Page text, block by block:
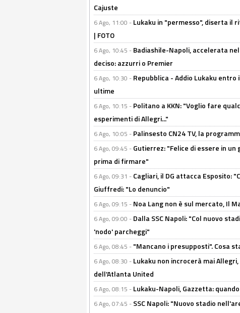
Cajuste
6 Ago, 11:00 - Lukaku in "permesso", diserta il
| FOTO
6 Ago, 10:45 - Badiashile-Napoli, accelerata
deciso: azzurri o Premier
6 Ago, 10:30 - Repubblica - Addio Lukaku
ultime
6 Ago, 10:15 - Politano a KKN: "Voglio fare
esperimenti di Allegri..."
6 Ago, 10:05 - Palinsesto CN24 TV, la
6 Ago, 09:45 - Gutierrez: "Felice di essere in un
prima di firmare"
6 Ago, 09:31 - Cagliari, il DG attacca Esposito:
Giuffredi: "Lo denuncio"
6 Ago, 09:15 - Noa Lang non è sul mercato, Il
6 Ago, 09:00 - Dalla SSC Napoli: "Col nuovo
'nodo' parcheggi"
6 Ago, 08:45 - "Mancano i presupposti". Cosa
6 Ago, 08:30 - Lukaku non incrocerà mai
dell'Atlanta United
6 Ago, 08:15 - Lukaku-Napoli, Gazzetta:
6 Ago, 07:45 - SSC Napoli: "Nuovo stadio